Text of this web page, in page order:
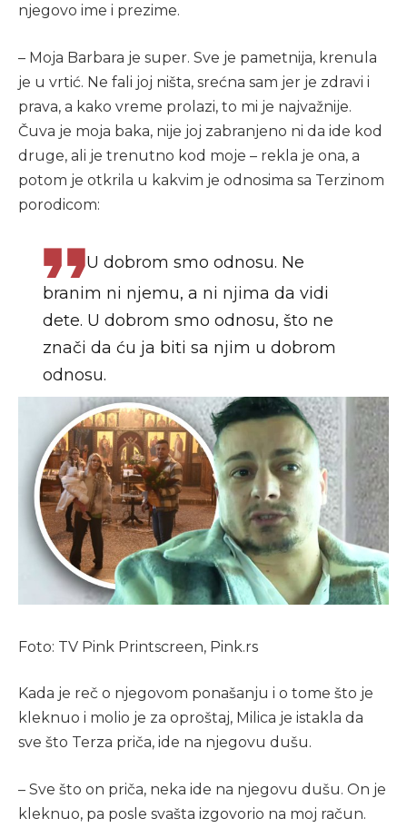
njegovo ime i prezime.
– Moja Barbara je super. Sve je pametnija, krenula
je u vrtić. Ne fali joj ništa, srećna sam jer je zdravi i
prava, a kako vreme prolazi, to mi je najvažnije.
Čuva je moja baka, nije joj zabranjeno ni da ide kod
druge, ali je trenutno kod moje – rekla je ona, a
potom je otkrila u kakvim je odnosima sa Terzinom
porodicom:
U dobrom smo odnosu. Ne
branim ni njemu, a ni njima da vidi
dete. U dobrom smo odnosu, što ne
znači da ću ja biti sa njim u dobrom
odnosu.
Foto: TV Pink Printscreen, Pink.rs
Kada je reč o njegovom ponašanju i o tome što je
kleknuo i molio je za oproštaj, Milica je istakla da
sve što Terza priča, ide na njegovu dušu.
– Sve što on priča, neka ide na njegovu dušu. On je
kleknuo, pa posle svašta izgovorio na moj račun.